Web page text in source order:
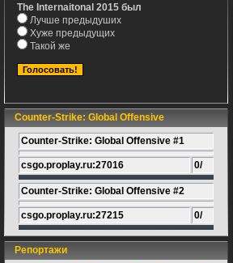
The Internaitonal 2015 был
Лучше предыдуших
Хуже предыдущих
Такой же
Counter-Strike: Global Offensive
Counter-Strike: Global Offensive #1
csgo.proplay.ru:27016 0/
Counter-Strike: Global Offensive #2
csgo.proplay.ru:27215 0/
Репортажи